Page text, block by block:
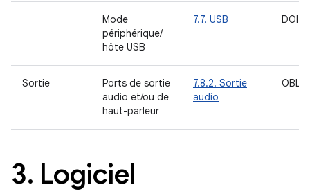
Mode
périphérique/
hôte USB
7.7. USB DOIT
Sortie
Ports de sortie
audio et/ou de
haut-parleur
7.8.2. Sortie
audio
3. Logiciel